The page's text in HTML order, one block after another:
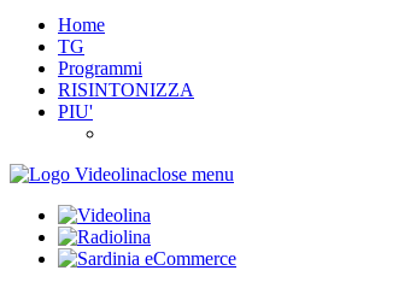
Home
TG
Programmi
RISINTONIZZA
PIU'
close menu